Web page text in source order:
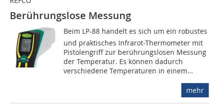
Berührungslose Messung
Beim LP-88 handelt es sich um ein robustes
und praktisches Infrarot-Thermometer mit
Pistolengriff zur berührungslosen Messung
der Temperatur. Es können dadurch
verschiedene Temperaturen in einem...
mehr